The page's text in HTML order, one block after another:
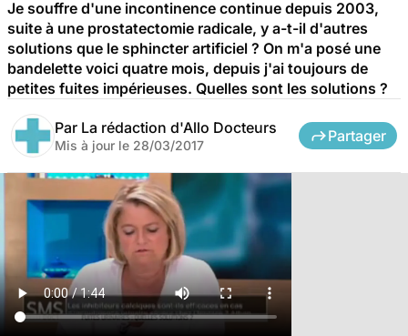
Je souffre d'une incontinence continue depuis 2003,
suite à une prostatectomie radicale, y a-t-il d'autres
solutions que le sphincter artificiel ? On m'a posé une
bandelette voici quatre mois, depuis j'ai toujours de
petites fuites impérieuses. Quelles sont les solutions ?
Par La rédaction d'Allo Docteurs
Mis à jour le 28/03/2017
Partager